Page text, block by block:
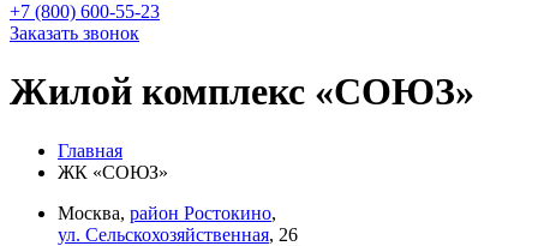
+7 (800) 600-55-23
Заказать звонок
Жилой комплекс «СОЮЗ»
Главная
ЖК «СОЮЗ»
Москва, район Ростокино,
ул. Сельскохозяйственная, 26